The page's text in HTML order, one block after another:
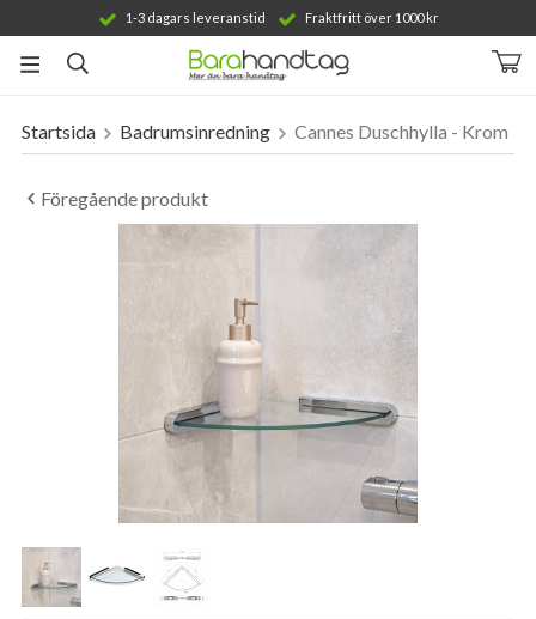
1-3 dagars leveranstid Fraktfritt över 1000 kr
Produkten har blivit tillagd i varukorgen
Startsida Badrumsinredning Cannes Duschhylla - Krom
Föregående produkt